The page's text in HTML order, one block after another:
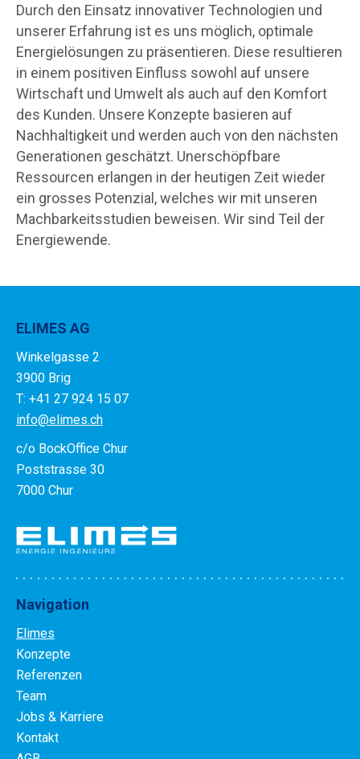
Durch den Einsatz innovativer Technologien und
unserer Erfahrung ist es uns möglich, optimale
Energielösungen zu präsentieren. Diese resultieren
in einem positiven Einfluss sowohl auf unsere
Wirtschaft und Umwelt als auch auf den Komfort
des Kunden. Unsere Konzepte basieren auf
Nachhaltigkeit und werden auch von den nächsten
Generationen geschätzt. Unerschöpfbare
Ressourcen erlangen in der heutigen Zeit wieder
ein grosses Potenzial, welches wir mit unseren
Machbarkeitsstudien beweisen. Wir sind Teil der
Energiewende.
ELIMES AG
Winkelgasse 2
3900 Brig
T: +41 27 924 15 07
info@elimes.ch
c/o BockOffice Chur
Poststrasse 30
7000 Chur
Navigation
Elimes
Konzepte
Referenzen
Team
Jobs & Karriere
Kontakt